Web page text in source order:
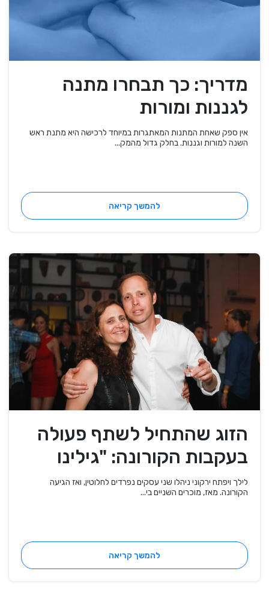
מדריך: כך תבחרו מתנה
לגננות ומורות
אין ספק שאחת המתנות המאתגרות במיוחד לרכישה היא מתנת ראש
השנה למורות וגננות. בחלק גדול מהמק...
להמשך קריאה
הזוג שהתחיל לשתף פעולה
בעקבות הקורונה: "גילינו
שהמוצרים שלנו משלימים"
לילך ויפתח ירקוני ניהלו שני עסקים נפרדים לחלוטין, ואז הגיעה
הקורונה. מאז, מוכרים השניים בי...
להמשך קריאה